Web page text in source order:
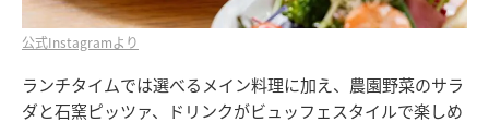
公式Instagramより
ランチタイムでは選べるメイン料理に加え、農園野菜のサラ
ダと石窯ピッツァ、ドリンクがビュッフェスタイルで楽しめ